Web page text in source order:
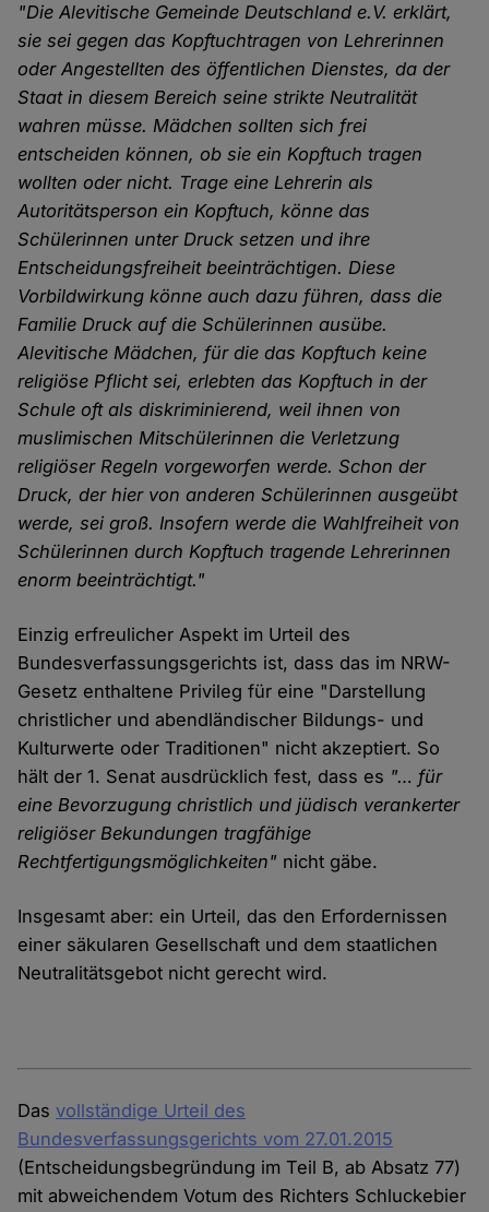
"Die Alevitische Gemeinde Deutschland e.V. erklärt,
sie sei gegen das Kopftuchtragen von Lehrerinnen
oder Angestellten des öffentlichen Dienstes, da der
Staat in diesem Bereich seine strikte Neutralität
wahren müsse. Mädchen sollten sich frei
entscheiden können, ob sie ein Kopftuch tragen
wollten oder nicht. Trage eine Lehrerin als
Autoritätsperson ein Kopftuch, könne das
Schülerinnen unter Druck setzen und ihre
Entscheidungsfreiheit beeinträchtigen. Diese
Vorbildwirkung könne auch dazu führen, dass die
Familie Druck auf die Schülerinnen ausübe.
Alevitische Mädchen, für die das Kopftuch keine
religiöse Pflicht sei, erlebten das Kopftuch in der
Schule oft als diskriminierend, weil ihnen von
muslimischen Mitschülerinnen die Verletzung
religiöser Regeln vorgeworfen werde. Schon der
Druck, der hier von anderen Schülerinnen ausgeübt
werde, sei groß. Insofern werde die Wahlfreiheit von
Schülerinnen durch Kopftuch tragende Lehrerinnen
enorm beeinträchtigt."
Einzig erfreulicher Aspekt im Urteil des
Bundesverfassungsgerichts ist, dass das im NRW-
Gesetz enthaltene Privileg für eine "Darstellung
christlicher und abendländischer Bildungs- und
Kulturwerte oder Traditionen" nicht akzeptiert. So
hält der 1. Senat ausdrücklich fest, dass es "… für
eine Bevorzugung christlich und jüdisch verankerter
religiöser Bekundungen tragfähige
Rechtfertigungsmöglichkeiten" nicht gäbe.
Insgesamt aber: ein Urteil, das den Erfordernissen
einer säkularen Gesellschaft und dem staatlichen
Neutralitätsgebot nicht gerecht wird.
Dasvollständige Urteil des
Bundesverfassungsgerichts vom 27.01.2015
(Entscheidungsbegründung im Teil B, ab Absatz 77)
mit abweichendem Votum des Richters Schluckebier